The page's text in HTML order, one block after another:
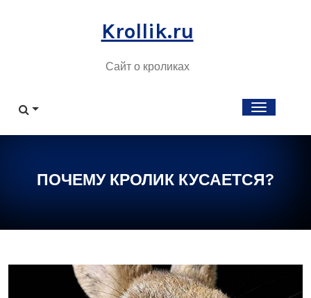
Krollik.ru
Сайт о кроликах
ПОЧЕМУ КРОЛИК КУСАЕТСЯ?